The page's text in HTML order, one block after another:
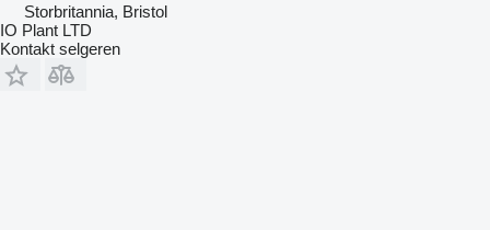
Storbritannia, Bristol
IO Plant LTD
Kontakt selgeren